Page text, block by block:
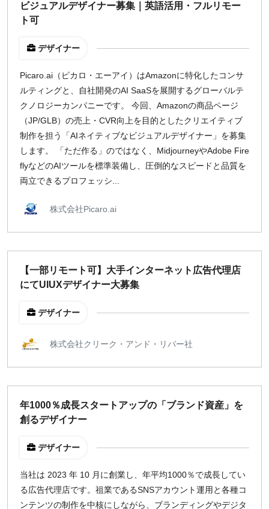
ビジュアルデザイナー募集｜英語活用・フルリモー
ト可
デザイナー
Picaro.ai（ピカロ・エーアイ）はAmazonに特化したコンサ
ルティングと、自社開発のAI SaaSを展開するグローバルテ
クノロジーカンパニーです。 今回、Amazonの商品ページ
（JP/GLB）の売上・CVR向上を目的としたクリエイティブ
制作を担う「AIネイティブなビジュアルデザイナー」を募集
します。 「ただ作る」のではなく、MidjourneyやAdobe Fire
flyなどのAIツールを標準装備し、圧倒的なスピードと品質を
両立できるプロフェッシ...
株式会社Picaro.ai
【一部リモート可】大手インターネット広告代理店
にてUIUXデザイナー大募集
デザイナー
株式会社クリーク・アンド・リバー社
年1000％成長スタートアップの「ブランド資産」を
創るデザイナー
デザイナー
当社は 2023 年 10 月に創業し、年平均1000％で成長してい
る広告代理店です。祖業であるSNSアカウント運用と各種コ
ンテンツの制作を中核にしながら、ブランディングやデジタ